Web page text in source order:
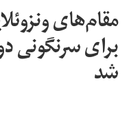
مقام‌های
برای سرنگونی
شد